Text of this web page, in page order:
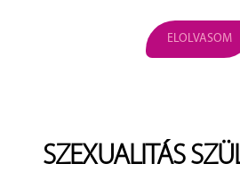
ELOLVASOM
SZEXUALITÁS